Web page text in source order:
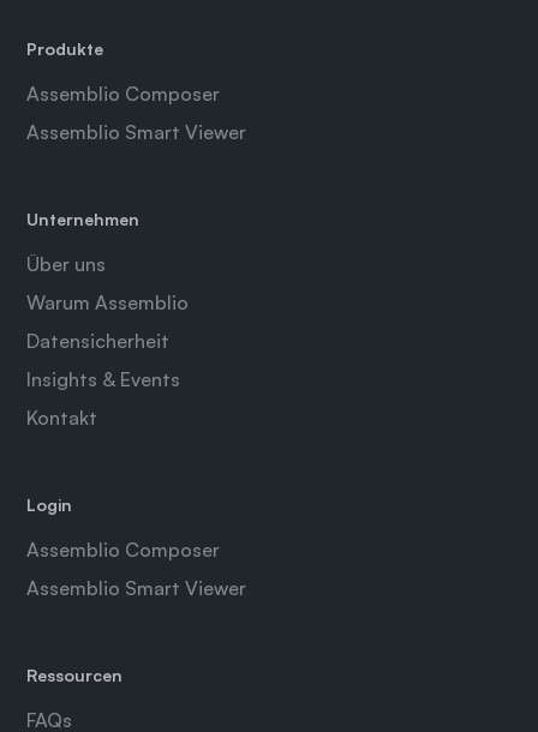
Produkte
Assemblio Composer
Assemblio Smart Viewer
Unternehmen
Über uns
Warum Assemblio
Datensicherheit
Insights & Events
Kontakt
Login
Assemblio Composer
Assemblio Smart Viewer
Ressourcen
FAQs